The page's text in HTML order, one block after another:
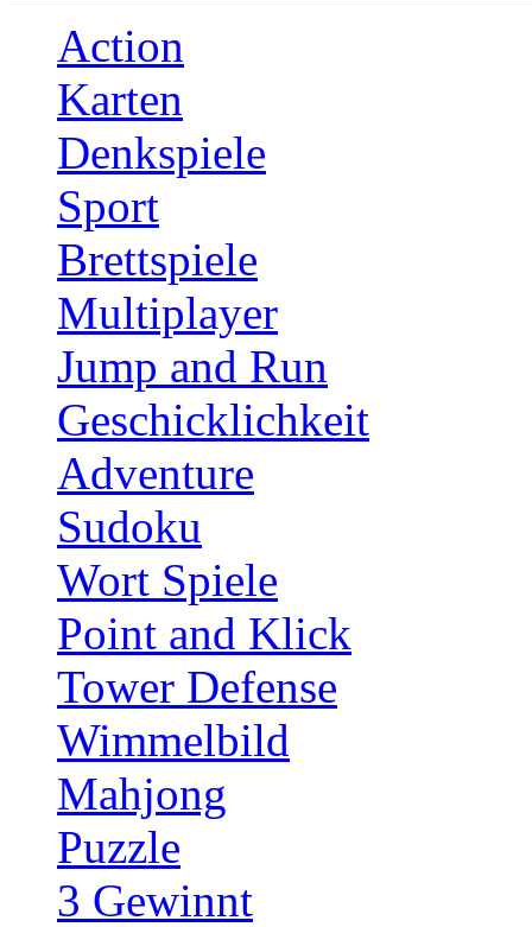
Action
Karten
Denkspiele
Sport
Brettspiele
Multiplayer
Jump and Run
Geschicklichkeit
Adventure
Sudoku
Wort Spiele
Point and Klick
Tower Defense
Wimmelbild
Mahjong
Puzzle
3 Gewinnt